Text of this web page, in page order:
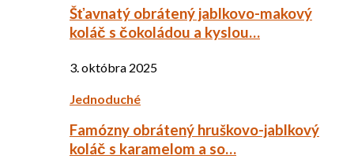
Šťavnatý obrátený jablkovo-makový
koláč s čokoládou a kyslou…
3. októbra 2025
Jednoduché
Famózny obrátený hruškovo-jablkový
koláč s karamelom a so…